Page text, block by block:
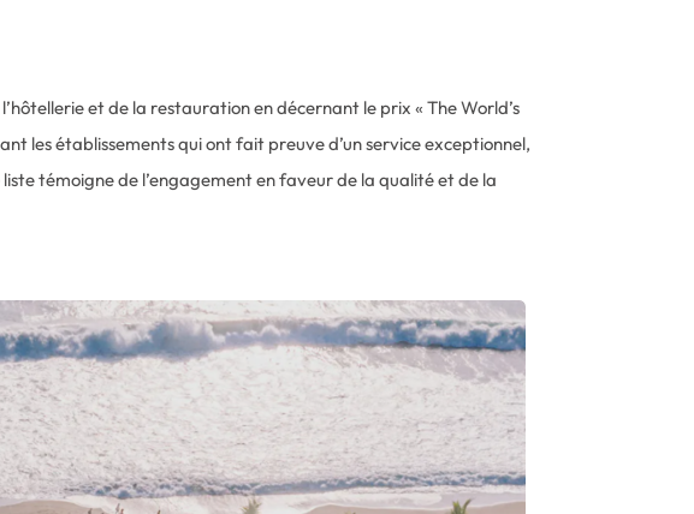
et de la restauration en décernant le prix « The World’s
les établissements qui ont fait preuve d’un service exceptionnel,
témoigne de l’engagement en faveur de la qualité et de la